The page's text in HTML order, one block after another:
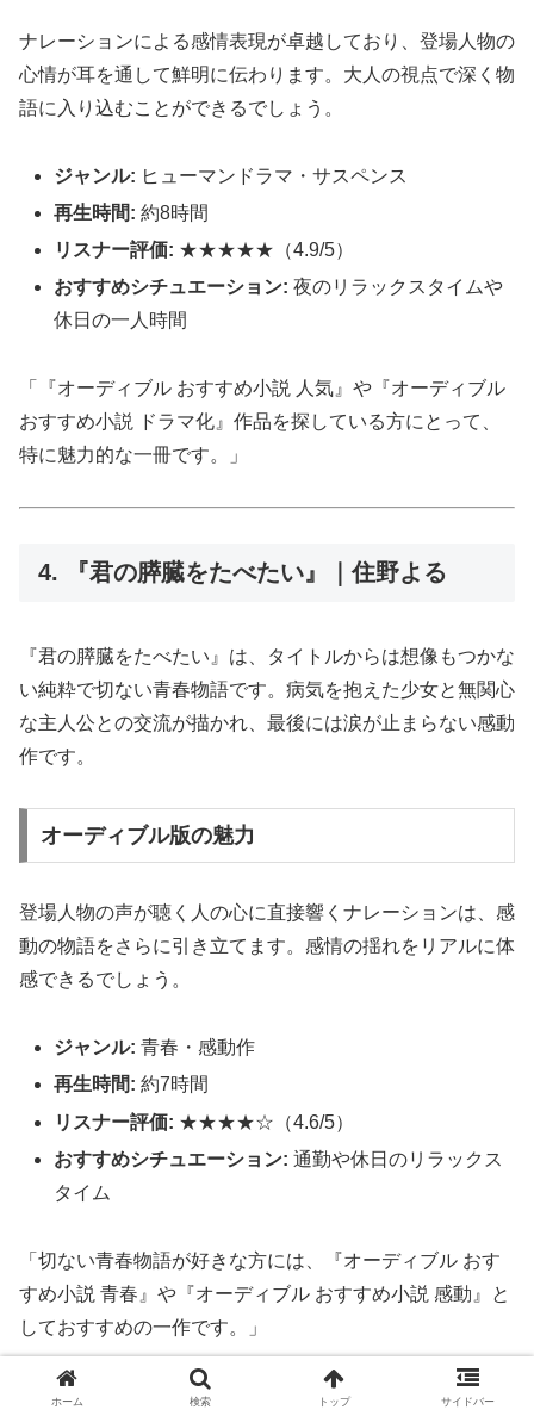
ナレーションによる感情表現が卓越しており、登場人物の
心情が耳を通して鮮明に伝わります。大人の視点で深く物
語に入り込むことができるでしょう。
ジャンル: ヒューマンドラマ・サスペンス
再生時間: 約8時間
リスナー評価: ★★★★★（4.9/5）
おすすめシチュエーション: 夜のリラックスタイムや
休日の一人時間
「『オーディブル おすすめ小説 人気』や『オーディブル
おすすめ小説 ドラマ化』作品を探している方にとって、
特に魅力的な一冊です。」
4. 『君の膵臓をたべたい』｜住野よる
『君の膵臓をたべたい』は、タイトルからは想像もつかな
い純粋で切ない青春物語です。病気を抱えた少女と無関心
な主人公との交流が描かれ、最後には涙が止まらない感動
作です。
オーディブル版の魅力
登場人物の声が聴く人の心に直接響くナレーションは、感
動の物語をさらに引き立てます。感情の揺れをリアルに体
感できるでしょう。
ジャンル: 青春・感動作
再生時間: 約7時間
リスナー評価: ★★★★☆（4.6/5）
おすすめシチュエーション: 通勤や休日のリラックス
タイム
「切ない青春物語が好きな方には、『オーディブル おす
すめ小説 青春』や『オーディブル おすすめ小説 感動』と
しておすすめの一作です。」
ホーム 検索 トップ サイドバー